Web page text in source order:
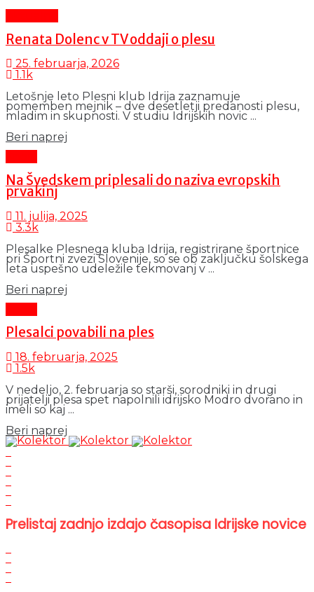
Renata Dolenc v TV oddaji o plesu
25. februarja, 2026
1.1k
Letošnje leto Plesni klub Idrija zaznamuje
pomemben mejnik – dve desetletji predanosti plesu,
mladim in skupnosti. V studiu Idrijskih novic ...
Beri naprej
Na Švedskem priplesali do naziva evropskih
prvakinj
11. julija, 2025
3.3k
Plesalke Plesnega kluba Idrija, registrirane športnice
pri Športni zvezi Slovenije, so se ob zaključku šolskega
leta uspešno udeležile tekmovanj v ...
Beri naprej
Plesalci povabili na ples
18. februarja, 2025
1.5k
V nedeljo, 2. februarja so starši, sorodniki in drugi
prijatelji plesa spet napolnili idrijsko Modro dvorano in
imeli so kaj ...
Beri naprej
Prelistaj zadnjo izdajo časopisa Idrijske novice